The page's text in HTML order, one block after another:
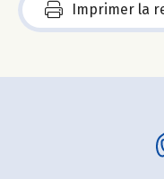
Imprimer la